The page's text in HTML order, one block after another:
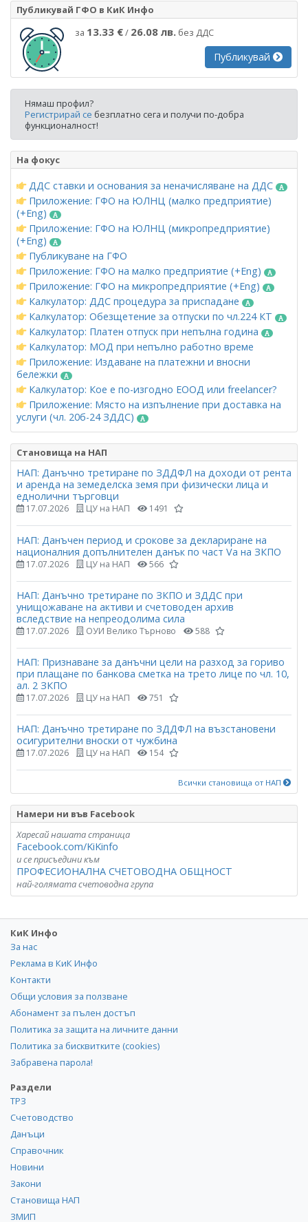
Публикувай ГФО в КиК Инфо
за 13.33 €/ 26.08 лв. без ДДС
Публикувай
Нямаш профил?
Регистрирай се безплатно сега и получи по-добра
функционалност!
На фокус
ДДС ставки и основания за неначисляване на ДДС
Приложение: ГФО на ЮЛНЦ (малко предприятие)
(+Eng)
Приложение: ГФО на ЮЛНЦ (микропредприятие)
(+Eng)
Публикуване на ГФО
Приложение: ГФО на малко предприятие (+Eng)
Приложение: ГФО на микропредприятие (+Eng)
Калкулатор: ДДС процедура за приспадане
Калкулатор: Обезщетение за отпуски по чл.224 КТ
Калкулатор: Платен отпуск при непълна година
Калкулатор: МОД при непълно работно време
Приложение: Издаване на платежни и вносни
бележки
Калкулатор: Кое е по-изгодно ЕООД или freelancer?
Приложение: Място на изпълнение при доставка на
услуги (чл. 20б-24 ЗДДС)
Становища на НАП
НАП: Данъчно третиране по ЗДДФЛ на доходи от рента
и аренда на земеделска земя при физически лица и
еднолични търговци
17.07.2026 ЦУ на НАП 1491
НАП: Данъчен период и срокове за деклариране на
националния допълнителен данък по част Vа на ЗКПО
17.07.2026 ЦУ на НАП 566
НАП: Данъчно третиране по ЗКПО и ЗДДС при
унищожаване на активи и счетоводен архив
вследствие на непреодолима сила
17.07.2026 ОУИ Велико Търново 588
НАП: Признаване за данъчни цели на разход за гориво
при плащане по банкова сметка на трето лице по чл. 10,
ал. 2 ЗКПО
17.07.2026 ЦУ на НАП 751
НАП: Данъчно третиране по ЗДДФЛ на възстановени
осигурителни вноски от чужбина
17.07.2026 ЦУ на НАП 154
Всички становища от НАП
Намери ни във Facebook
Харесай нашата страница
Facebook.com/KiKinfo
и се присъедини към
ПРОФЕСИОНАЛНА СЧЕТОВОДНА ОБЩНОСТ
най-голямата счетоводна група
КиК Инфо
За нас
Реклама в КиК Инфо
Контакти
Общи условия за ползване
Абонамент за пълен достъп
Политика за защита на личните данни
Политика за бисквитките (cookies)
Забравена парола!
Раздели
ТРЗ
Счетоводство
Данъци
Справочник
Новини
Закони
Становища НАП
ЗМИП